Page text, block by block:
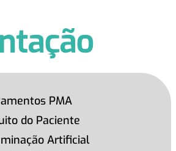
PMA
do Paciente
Artificial